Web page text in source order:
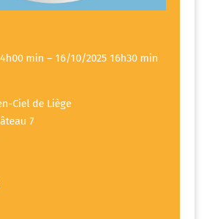
min – 16/10/2025 16h30 min
Ciel de Liège
7